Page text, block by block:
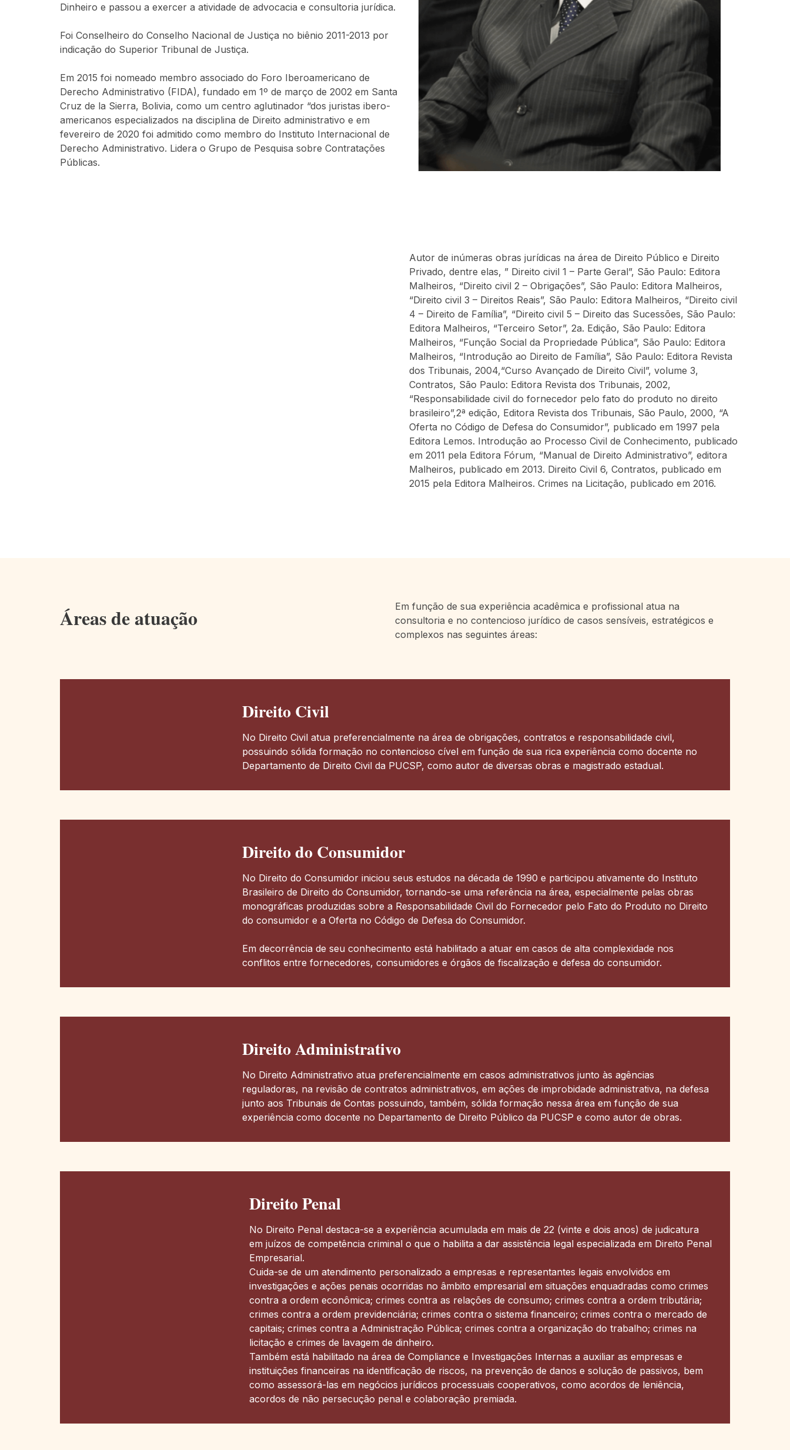
Dinheiro e passou a exercer a atividade de advocacia e consultoria jurídica.
Foi Conselheiro do Conselho Nacional de Justiça no biênio 2011-2013 por
indicação do Superior Tribunal de Justiça.
Em 2015 foi nomeado membro associado do Foro Iberoamericano de
Derecho Administrativo (FIDA), fundado em 1º de março de 2002 em Santa
Cruz de la Sierra, Bolivia, como um centro aglutinador “dos juristas ibero-
americanos especializados na disciplina de Direito administrativo e em
fevereiro de 2020 foi admitido como membro do Instituto Internacional de
Derecho Administrativo. Lidera o Grupo de Pesquisa sobre Contratações
Públicas.
Autor de inúmeras obras jurídicas na área de Direito Público e Direito
Privado, dentre elas, ” Direito civil 1 – Parte Geral”, São Paulo: Editora
Malheiros, “Direito civil 2 – Obrigações”, São Paulo: Editora Malheiros,
“Direito civil 3 – Direitos Reais”, São Paulo: Editora Malheiros, “Direito civil
4 – Direito de Família”, “Direito civil 5 – Direito das Sucessões, São Paulo:
Editora Malheiros, “Terceiro Setor”, 2a. Edição, São Paulo: Editora
Malheiros, “Função Social da Propriedade Pública”, São Paulo: Editora
Malheiros, “Introdução ao Direito de Família”, São Paulo: Editora Revista
dos Tribunais, 2004,“Curso Avançado de Direito Civil”, volume 3,
Contratos, São Paulo: Editora Revista dos Tribunais, 2002,
“Responsabilidade civil do fornecedor pelo fato do produto no direito
brasileiro”,2ª edição, Editora Revista dos Tribunais, São Paulo, 2000, “A
Oferta no Código de Defesa do Consumidor”, publicado em 1997 pela
Editora Lemos. Introdução ao Processo Civil de Conhecimento, publicado
em 2011 pela Editora Fórum, “Manual de Direito Administrativo”, editora
Malheiros, publicado em 2013. Direito Civil 6, Contratos, publicado em
2015 pela Editora Malheiros. Crimes na Licitação, publicado em 2016.
Áreas de atuação
Em função de sua experiência acadêmica e profissional atua na
consultoria e no contencioso jurídico de casos sensíveis, estratégicos e
complexos nas seguintes áreas:
Direito Civil
No Direito Civil atua preferencialmente na área de obrigações, contratos e responsabilidade civil,
possuindo sólida formação no contencioso cível em função de sua rica experiência como docente no
Departamento de Direito Civil da PUCSP, como autor de diversas obras e magistrado estadual.
Direito do Consumidor
No Direito do Consumidor iniciou seus estudos na década de 1990 e participou ativamente do Instituto
Brasileiro de Direito do Consumidor, tornando-se uma referência na área, especialmente pelas obras
monográficas produzidas sobre a Responsabilidade Civil do Fornecedor pelo Fato do Produto no Direito
do consumidor e a Oferta no Código de Defesa do Consumidor.
Em decorrência de seu conhecimento está habilitado a atuar em casos de alta complexidade nos
conflitos entre fornecedores, consumidores e órgãos de fiscalização e defesa do consumidor.
Direito Administrativo
No Direito Administrativo atua preferencialmente em casos administrativos junto às agências
reguladoras, na revisão de contratos administrativos, em ações de improbidade administrativa, na defesa
junto aos Tribunais de Contas possuindo, também, sólida formação nessa área em função de sua
experiência como docente no Departamento de Direito Público da PUCSP e como autor de obras.
Direito Penal
No Direito Penal destaca-se a experiência acumulada em mais de 22 (vinte e dois anos) de judicatura
em juízos de competência criminal o que o habilita a dar assistência legal especializada em Direito Penal
Empresarial.
Cuida-se de um atendimento personalizado a empresas e representantes legais envolvidos em
investigações e ações penais ocorridas no âmbito empresarial em situações enquadradas como crimes
contra a ordem econômica; crimes contra as relações de consumo; crimes contra a ordem tributária;
crimes contra a ordem previdenciária; crimes contra o sistema financeiro; crimes contra o mercado de
capitais; crimes contra a Administração Pública; crimes contra a organização do trabalho; crimes na
licitação e crimes de lavagem de dinheiro.
Também está habilitado na área de Compliance e Investigações Internas a auxiliar as empresas e
instituições financeiras na identificação de riscos, na prevenção de danos e solução de passivos, bem
como assessorá-las em negócios jurídicos processuais cooperativos, como acordos de leniência,
acordos de não persecução penal e colaboração premiada.